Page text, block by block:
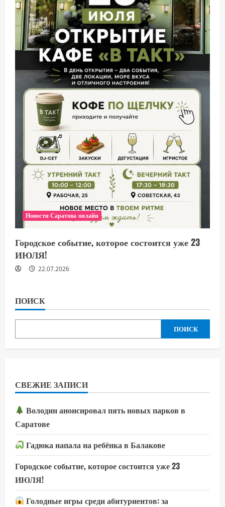
Новости Саратова онлайн
Городское событие, которое состоится уже 23
ИЮЛЯ!
22.07.2026
ПОИСК
ПОИСК
СВЕЖИЕ ЗАПИСИ
Володин анонсировал пять новых парков в
Саратове
Гадюка напала на ребёнка в Балакове
Городское событие, которое состоится уже 23
ИЮЛЯ!
Голодные игры среди абитуриентов: за